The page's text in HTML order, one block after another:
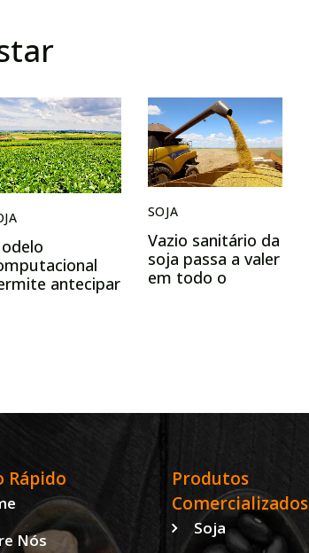
antecipar
SOJA
Vazio sanitário da
soja passa a valer
em todo o
Rápido
Nós
Produtos
Comercializados
Soja